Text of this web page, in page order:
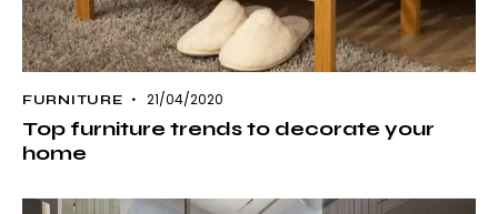
FURNITURE 21/04/2020
Top furniture trends to decorate your
home